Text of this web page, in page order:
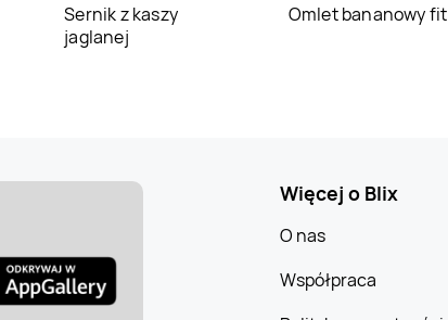
Sernik z kaszy
jaglanej
Omlet bananowy fit
Więcej o Blix
O nas
Współpraca